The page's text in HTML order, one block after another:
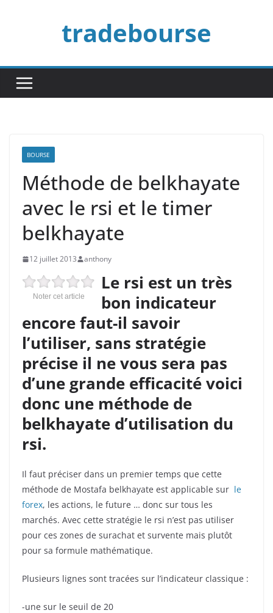
tradebourse
BOURSE
Méthode de belkhayate
avec le rsi et le timer
belkhayate
12 juillet 2013 anthony
Noter cet article
Le rsi est un très
bon indicateur
encore faut-il savoir
l’utiliser, sans stratégie
précise il ne vous sera pas
d’une grande efficacité voici
donc une méthode de
belkhayate d’utilisation du
rsi.
Il faut préciser dans un premier temps que cette
méthode de Mostafa belkhayate est applicable sur le
forex, les actions, le future … donc sur tous les
marchés. Avec cette stratégie le rsi n’est pas utiliser
pour ces zones de surachat et survente mais plutôt
pour sa formule mathématique.
Plusieurs lignes sont tracées sur l’indicateur classique :
-une sur le seuil de 20